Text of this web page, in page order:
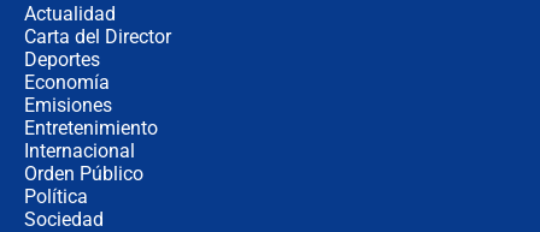
Actualidad
Carta del Director
Deportes
Economía
Emisiones
Entretenimiento
Internacional
Orden Público
Política
Sociedad